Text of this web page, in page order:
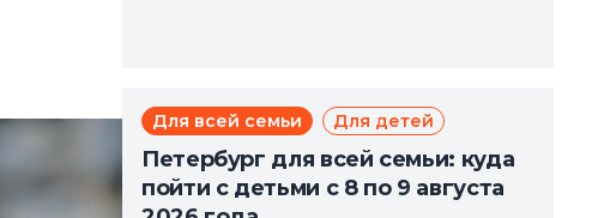
Для всей семьи Для детей
Петербург для всей семьи: куда
пойти с детьми с 8 по 9 августа